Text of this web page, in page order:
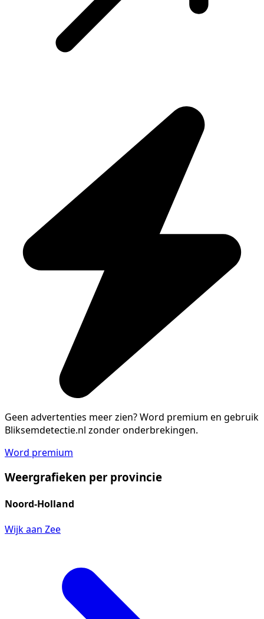
Geen advertenties meer zien?Word premium en gebruik
Bliksemdetectie.nl zonder onderbrekingen.
Word premium
Weergrafieken per provincie
Noord-Holland
Wijk aan Zee